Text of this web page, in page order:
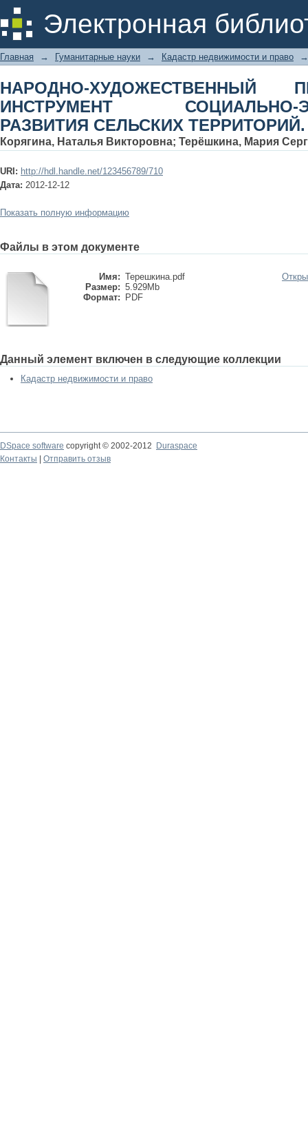
Электронная
НАРОДНО-ХУДОЖЕСТВЕННЫЙ
ЭКОНОМИЧЕСКОГО РАЗВИТИЯ
Главная → Гуманитарные науки → Кадастр недвижимости и право →
НАРОДНО-ХУДОЖЕСТВЕННЫЙ
ИНСТРУМЕНТ СОЦИАЛЬНО-
РАЗВИТИЯ СЕЛЬСКИХ ТЕРРИТОРИЙ.
Корягина, Наталья Викторовна; Терёшкина, Мария
URI: http://hdl.handle.net/123456789/710
Дата: 2012-12-12
Показать полную информацию
Файлы в этом документе
Имя: Терешкина.pdf
Размер: 5.929Mb
Формат:
PDF
Данный элемент включен в следующие коллекции
Кадастр недвижимости и право
DSpace software copyright © 2002-2012
Duraspace
Контакты
Отправить отзыв